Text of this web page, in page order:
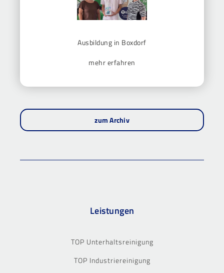
Ausbildung in Boxdorf
mehr erfahren
zum Archiv
Leistungen
TOP Unterhaltsreinigung
TOP Industriereinigung